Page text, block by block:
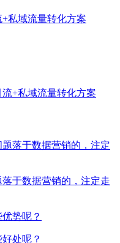
私域流量转化方案
+私域流量转化方案
于数据营销的，注定走
势呢？
处呢？